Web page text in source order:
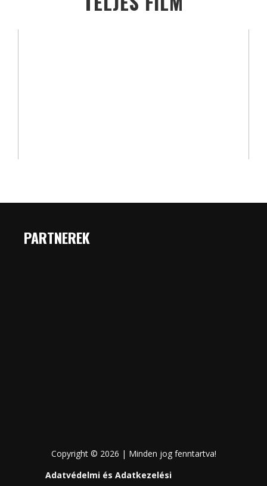
PARTNEREK
Copyright © 2026 | Minden jog fenntartva!
Adatvédelmi és Adatkezelési